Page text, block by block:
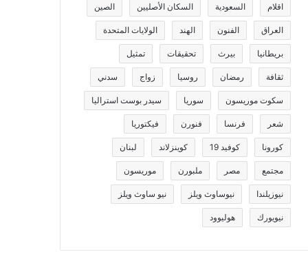
اقلام السعودية السكان الأصليين الصين
العراق الفنون الهند الولايات المتحدة
بريطانيا بيرث تحقيقات تمثيل
ثقافة رمضان روسيا زواج سدني
سكوت موريسون سوريا سيدر بوست استراليا
شعر فرنسا فنورن فيكتوريا
كورونا كوفيد 19 كوينزلاند لبنان
مجتمع مصر ملبورن موريسون
نيوزيلندا نيوساوث ويلز نيو ساوث ويلز
نيويورك هوليوود